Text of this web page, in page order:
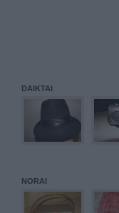
DAIKTAI
NORAI